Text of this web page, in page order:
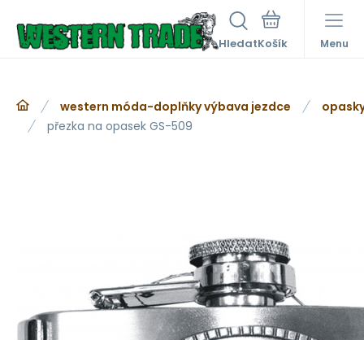
Hledat Menu
western móda-doplňky výbava jezdce
přezka na opasek GS-509